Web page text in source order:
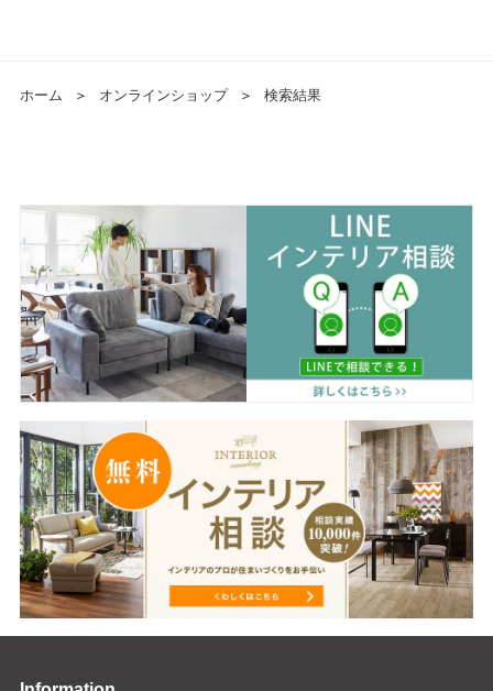
ホーム ＞ オンラインショップ ＞ 検索結果